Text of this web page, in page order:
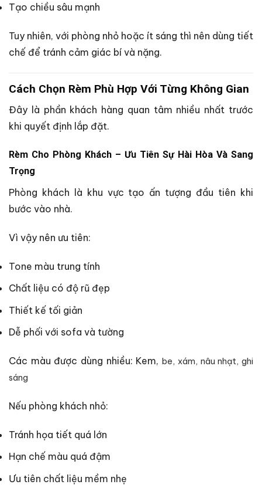
Tạo chiều sâu mạnh
Tuy nhiên, với phòng nhỏ hoặc ít sáng thì nên dùng tiết
chế để tránh cảm giác bí và nặng.
Cách Chọn Rèm Phù Hợp Với Từng Không Gian
Đây là phần khách hàng quan tâm nhiều nhất trước
khi quyết định lắp đặt.
Rèm Cho Phòng Khách – Ưu Tiên Sự Hài Hòa Và Sang
Trọng
Phòng khách là khu vực tạo ấn tượng đầu tiên khi
bước vào nhà.
Vì vậy nên ưu tiên:
Tone màu trung tính
Chất liệu có độ rũ đẹp
Thiết kế tối giản
Dễ phối với sofa và tường
Các màu được dùng nhiều: Kem,be, xám, nâu nhạt,ghi
sáng
Nếu phòng khách nhỏ:
Tránh họa tiết quá lớn
Hạn chế màu quá đậm
Ưu tiên chất liệu mềm nhẹ